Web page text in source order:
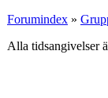
Forumindex »
Alla tidsangivelser